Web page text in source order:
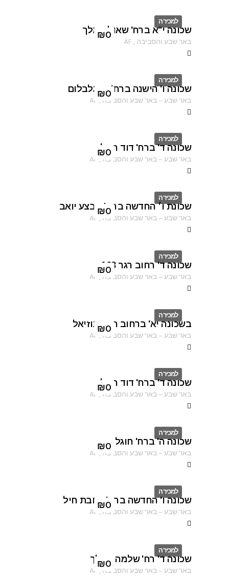
למכירה
ID
₪0
שכונה י"א ברח' שאול המלך
באר שבע והסביבה ,
AF
למכירה
ID
₪0
שכונה ו' הישנה ברח' רינגלבלום
באר שבע–באר שבע והסביבה ,
AF
למכירה
ID
₪0
שכונה ד' ברח' דוד המלך
באר שבע–באר שבע והסביבה ,
AF
למכירה
ID
₪0
שכונת ו׳ החדשה ברח' מבצע יואב
באר שבע–באר שבע והסביבה ,
AF
למכירה
ID
₪0
שכונה ד' רחוב רגר 163
באר שבע–באר שבע והסביבה ,
AF
למכירה
ID
₪0
בשכונה יא' ברחוב הרב עוזיאל
באר שבע–באר שבע והסביבה ,
AF
למכירה
ID
₪0
שכונה ד' ברח' דוד המלך
באר שבע–באר שבע והסביבה ,
AF
למכירה
ID
₪0
שכונה ה' ברח' חוגלה
באר שבע–באר שבע והסביבה ,
AF
למכירה
ID
₪0
שכונה ו' החדשה ברח' רחבת חיל
באר שבע–באר שבע והסביבה ,
AF
למכירה
ID
₪0
שכונה ד' רח' שלמה המלך
באר שבע–באר שבע והסביבה ,
AF